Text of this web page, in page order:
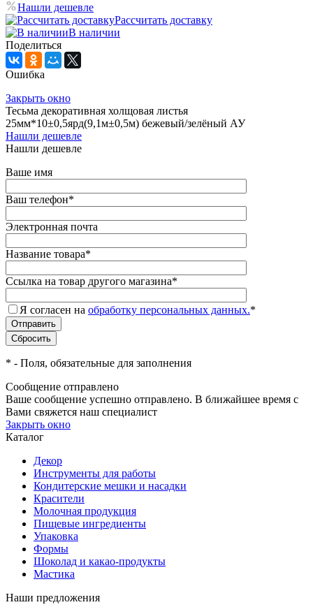
Нашли дешевле
Рассчитать доставку
В наличии
Поделиться
Ошибка
Закрыть окно
Тесьма декоративная холщовая листья
25мм*10±0,5ярд(9,1м±0,5м) бежевый/зелёный АУ
Нашли дешевле
Нашли дешевле
Ваше имя
Ваш телефон*
Электронная почта
Название товара*
Ссылка на товар другого магазина*
Я согласен на обработку персональных данных.*
* - Поля, обязательные для заполнения
Сообщение отправлено
Ваше сообщение успешно отправлено. В ближайшее время с
Вами свяжется наш специалист
Закрыть окно
Каталог
Декор
Инструменты для работы
Кондитерские мешки и насадки
Красители
Молочная продукция
Пищевые ингредиенты
Упаковка
Формы
Шоколад и какао-продукты
Мастика
Наши предложения